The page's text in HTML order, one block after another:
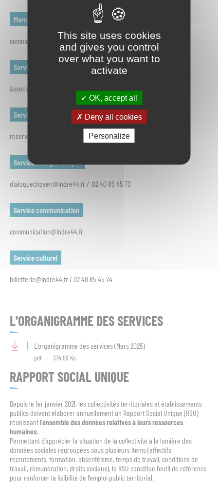
Marchés publics
commandepublique@indre44.fr / 02 40 85 45 85
Service associations
Associations@indre44.fr / 02 40 85 59 05
Service gestion de salles
reservationdesalle@indre44.fr / 02 40 85 45 73
Service dialogue citoyen
dialoguecitoyen@indre44.fr / 02 40 85 45 73
Service communication
communication@indre44.fr
Service culturel
billetterie@indre44.fr / 02 40 85 45 74
L'ORGANIGRAMME DES SERVICES
L'organigramme des services (Mars 2025)
pdf 374.59 Ko
RAPPORT SOCIAL UNIQUE
Depuis le 1er janvier 2021, les collectivités territoriales et établissements
publics doivent élaborer annuellement un Rapport Social Unique (RSU)
réunissantl’ensemble des données relatives à leurs ressources
humaines.
Permettant d’apprécier la situation de la collectivité à la lumière des
données sociales regroupées sous plusieurs items (effectifs,
recrutements, formation, absentéisme, temps de travail, conditions de
travail, rémunération, droits sociaux), le RSU constitue l’outil de référence
pour renforcer la lisibilité de l’emploi public territorial.
This site uses cookies
and gives you control
over what you want to
activate
OK, accept all
Deny all cookies
Personalize